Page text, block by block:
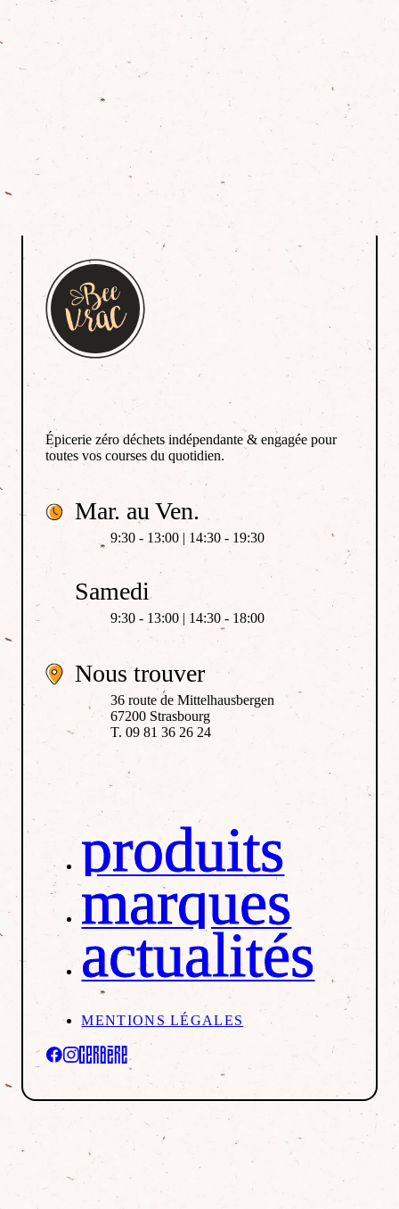
Épicerie zéro déchets indépendante & engagée pour
toutes vos courses du quotidien.
Mar. au Ven.
9:30 - 13:00 | 14:30 - 19:30
Samedi
9:30 - 13:00 | 14:30 - 18:00
Nous trouver
36 route de Mittelhausbergen
67200 Strasbourg
T. 09 81 36 26 24
produits
marques
actualités
MENTIONS LÉGALES